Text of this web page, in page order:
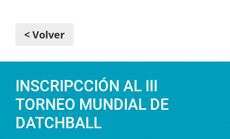
< Volver
INSCRIPCCIÓN AL III
TORNEO MUNDIAL DE
DATCHBALL